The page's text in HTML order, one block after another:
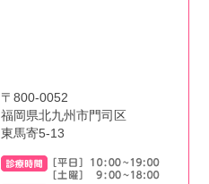
〒800-0052
福岡県北九州市門司区
東馬寄5-13